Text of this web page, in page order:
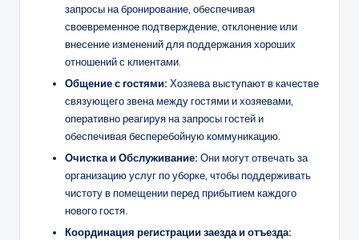
запросы на бронирование, обеспечивая
своевременное подтверждение, отклонение или
внесение изменений для поддержания хороших
отношений с клиентами.
Общение с гостями: Хозяева выступают в качестве
связующего звена между гостями и хозяевами,
оперативно реагируя на запросы гостей и
обеспечивая бесперебойную коммуникацию.
Очистка иОбслуживание: Они могут отвечать за
организацию услуг по уборке, чтобы поддерживать
чистоту в помещении перед прибытием каждого
нового гостя.
Координация регистрации заезда и отъезда: